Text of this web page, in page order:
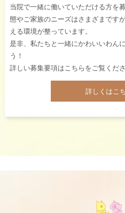
当院で一緒に働いていただける方を
態やご家族のニーズはさまざまです
える環境が整っています。
是非、私たちと一緒にかわいいわん
う！
詳しい募集要項はこちらをご覧くださ
詳しくはこ